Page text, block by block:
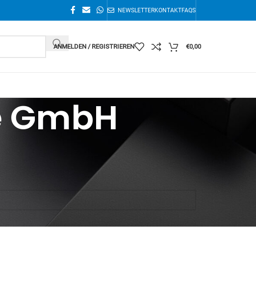
NEWSLETTERKONTAKTFAQS
ANMELDEN / REGISTRIEREN €0,00
Einzelnes Ergebnis wird angezeigt